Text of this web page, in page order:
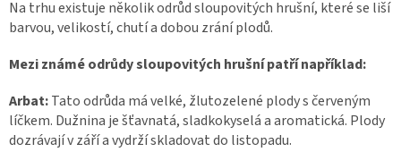
Na trhu existuje několik odrůd sloupovitých hrušní, které se liší
barvou, velikostí, chutí a dobou zrání plodů.
Mezi známé odrůdy sloupovitých hrušní patří například:
Arbat:Tato odrůda má velké, žlutozelené plody s červeným
líčkem. Dužnina je šťavnatá, sladkokyselá a aromatická. Plody
dozrávají v září a vydrží skladovat do listopadu.